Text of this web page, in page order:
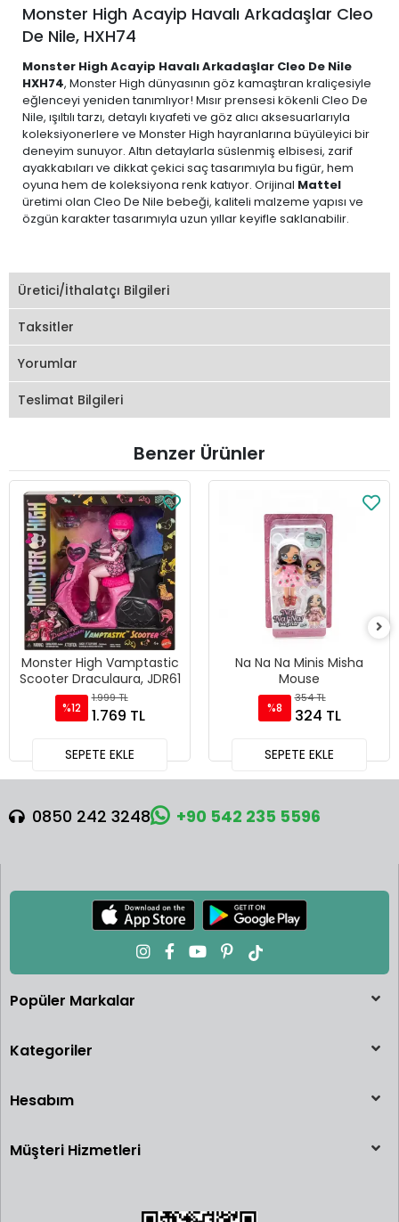
Monster High Acayip Havalı Arkadaşlar Cleo
De Nile, HXH74
Monster High Acayip Havalı Arkadaşlar Cleo De Nile
HXH74, Monster High dünyasının göz kamaştıran kraliçesiyle
eğlenceyi yeniden tanımlıyor! Mısır prensesi kökenli Cleo De
Nile, ışıltılı tarzı, detaylı kıyafeti ve göz alıcı aksesuarlarıyla
koleksiyonerlere ve Monster High hayranlarına büyüleyici bir
deneyim sunuyor. Altın detaylarla süslenmiş elbisesi, zarif
ayakkabıları ve dikkat çekici saç tasarımıyla bu figür, hem
oyuna hem de koleksiyona renk katıyor. Orijinal Mattel
üretimi olan Cleo De Nile bebeği, kaliteli malzeme yapısı ve
özgün karakter tasarımıyla uzun yıllar keyifle saklanabilir.
Üretici/İthalatçı Bilgileri
Taksitler
Yorumlar
Teslimat Bilgileri
Benzer Ürünler
Monster High Vamptastic
Scooter Draculaura, JDR61
%12
1.999 TL
1.769 TL
SEPETE EKLE
Na Na Na Minis Misha
Mouse
%8
354 TL
324 TL
SEPETE EKLE
0850 242 3248 +90 542 235 5596
Popüler Markalar
Kategoriler
Hesabım
Müşteri Hizmetleri